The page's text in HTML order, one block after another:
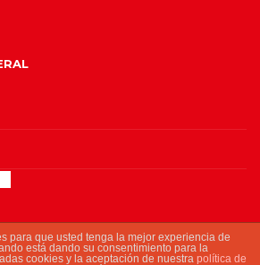
para que usted tenga la mejor experiencia de
está dando su consentimiento para la
cookies y la aceptación de nuestra política de